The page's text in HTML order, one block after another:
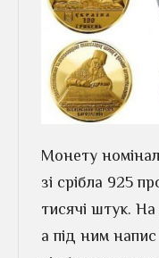
Монету
зі срібла 925
тисячі штук. На
а під ним напис